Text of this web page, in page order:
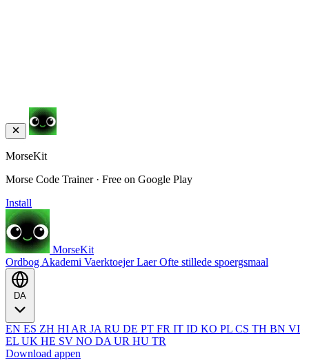
MorseKit
Morse Code Trainer · Free on Google Play
Install
MorseKit
Ordbog Akademi VaerktoejerLaerOfte stillede spoergsmaal
EN ES ZH HI AR JA RU DE PT FR IT ID KO PL CS TH BN VI
EL UK HE SV NO DA UR HU TR
Download appen